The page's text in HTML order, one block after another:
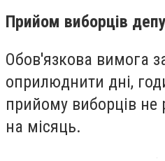
Прийом виборців
Обов'язкова вимога
оприлюднити дні,
прийому виборців не
на місяць.